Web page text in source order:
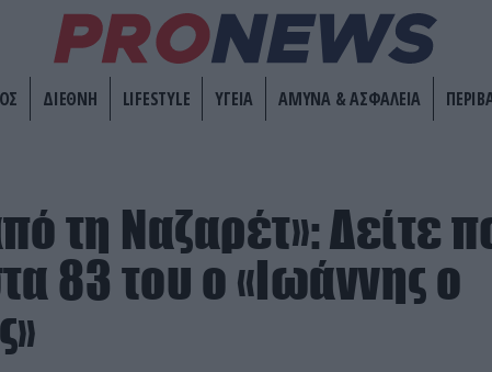
ΔΙΕΘΝΗ LIFESTYLE ΥΓΕΙΑ ΑΜΥΝΑ & ΑΣΦΑΛΕΙΑ
τη Ναζαρέτ»: Δείτε
83 του ο «Ιωάννης ο